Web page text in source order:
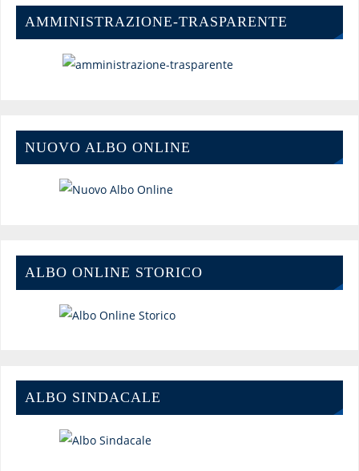
AMMINISTRAZIONE-TRASPARENTE
NUOVO ALBO ONLINE
ALBO ONLINE STORICO
ALBO SINDACALE